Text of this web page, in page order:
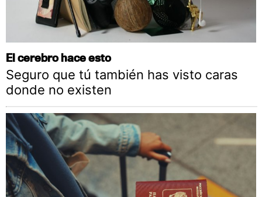
El cerebro hace esto
Seguro que tú también has visto caras
donde no existen